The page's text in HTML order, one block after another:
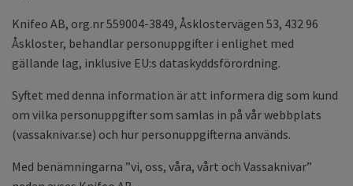
Knifeo AB, org.nr 559004-3849, Åsklostervägen 53, 432 96
Åskloster, behandlar personuppgifter i enlighet med
gällande lag, inklusive EU:s dataskyddsförordning.
Syftet med denna information är att informera dig som kund
om vilka personuppgifter som samlas in på vår webbplats
(vassaknivar.se) och hur personuppgifterna används.
Med benämningarna ”vi, oss, våra, vårt och Vassaknivar”